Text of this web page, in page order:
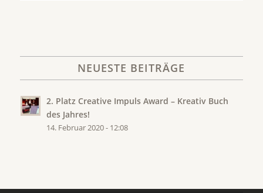
NEUESTE BEITRÄGE
2. Platz Creative Impuls Award – Kreativ Buch
des Jahres!
14. Februar 2020 - 12:08